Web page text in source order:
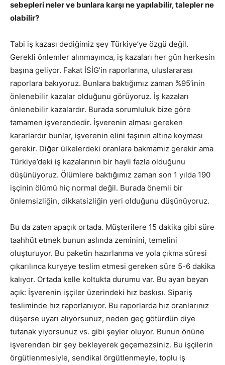
sebepleri neler ve bunlara karşı ne yapılabilir, talepler ne
olabilir?
Tabi iş kazası dediğimiz şey Türkiye’ye özgü değil.
Gerekli önlemler alınmayınca, iş kazaları her gün herkesin
başına geliyor. Fakat İSİG’in raporlarına, uluslararası
raporlara bakıyoruz. Bunlara baktığımız zaman %95’inin
önlenebilir kazalar olduğunu görüyoruz. İş kazaları
önlenebilir kazalardır. Burada sorumluluk bize göre
tamamen işverendedir. İşverenin alması gereken
kararlardır bunlar, işverenin elini taşının altına koyması
gerekir. Diğer ülkelerdeki oranlara bakmamız gerekir ama
Türkiye’deki iş kazalarının bir hayli fazla olduğunu
düşünüyoruz. Ölümlere baktığımız zaman son 1 yılda 190
işçinin ölümü hiç normal değil. Burada önemli bir
önlemsizliğin, dikkatsizliğin yeri olduğunu düşünüyoruz.
Bu da zaten apaçık ortada. Müşterilere 15 dakika gibi süre
taahhüt etmek bunun aslında zeminini, temelini
oluşturuyor. Bu paketin hazırlanma ve yola çıkma süresi
çıkarılınca kuryeye teslim etmesi gereken süre 5-6 dakika
kalıyor. Ortada kelle koltukta durumu var. Bu ayan beyan
açık: İşverenin işçiler üzerindeki hız baskısı. Sipariş
tesliminde hız raporlanıyor. Bu raporlarda hız oranlarınız
düşerse uyarı alıyorsunuz, neden geç götürdün diye
tutanak yiyorsunuz vs. gibi şeyler oluyor. Bunun önüne
işverenden bir şey bekleyerek geçemezsiniz. Bu işçilerin
örgütlenmesiyle, sendikal örgütlenmeyle, toplu iş